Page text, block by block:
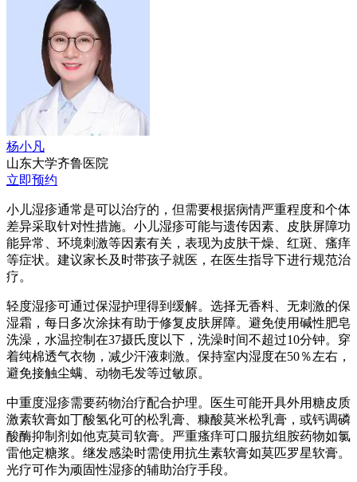
杨小凡
山东大学齐鲁医院
立即预约
小儿湿疹通常是可以治疗的，但需要根据病情严重程度和个体
差异采取针对性措施。小儿湿疹可能与遗传因素、皮肤屏障功
能异常、环境刺激等因素有关，表现为皮肤干燥、红斑、瘙痒
等症状。建议家长及时带孩子就医，在医生指导下进行规范治
疗。
轻度湿疹可通过保湿护理得到缓解。选择无香料、无刺激的保
湿霜，每日多次涂抹有助于修复皮肤屏障。避免使用碱性肥皂
洗澡，水温控制在37摄氏度以下，洗澡时间不超过10分钟。穿
着纯棉透气衣物，减少汗液刺激。保持室内湿度在50％左右，
避免接触尘螨、动物毛发等过敏原。
中重度湿疹需要药物治疗配合护理。医生可能开具外用糖皮质
激素软膏如丁酸氢化可的松乳膏、糠酸莫米松乳膏，或钙调磷
酸酶抑制剂如他克莫司软膏。严重瘙痒可口服抗组胺药物如氯
雷他定糖浆。继发感染时需使用抗生素软膏如莫匹罗星软膏。
光疗可作为顽固性湿疹的辅助治疗手段。